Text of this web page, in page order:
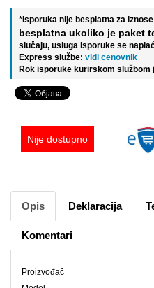
*Isporuka nije besplatna za
besplatna ukoliko je paket
slučaju, usluga isporuke se
Express službe: vidi cenovnik
Rok isporuke kurirskom službom
Nije dostupno
Opis Deklaracija
Komentari
Proizvođač